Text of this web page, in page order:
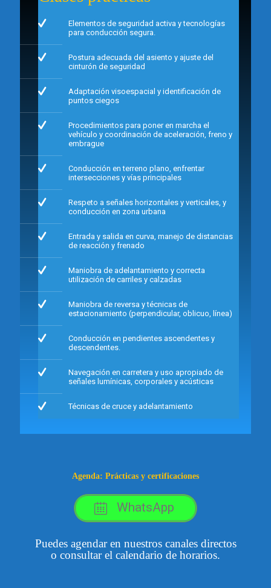
Elementos de seguridad activa y tecnologías
para conducción segura.
Postura adecuada del asiento y ajuste del
cinturón de seguridad
Adaptación visoespacial y identificación de
puntos ciegos
Procedimientos para poner en marcha el
vehículo y coordinación de aceleración, freno y
embrague
Conducción en terreno plano, enfrentar
intersecciones y vías principales
Respeto a señales horizontales y verticales, y
conducción en zona urbana
Entrada y salida en curva, manejo de distancias
de reacción y frenado
Maniobra de adelantamiento y correcta
utilización de carriles y calzadas
Maniobra de reversa y técnicas de
estacionamiento (perpendicular, oblicuo, línea)
Conducción en pendientes ascendentes y
descendentes.
Navegación en carretera y uso apropiado de
señales lumínicas, corporales y acústicas
Técnicas de cruce y adelantamiento
Agenda: Prácticas y certificaciones
WhatsApp
Puedes agendar en nuestros canales directos
o consultar el calendario de horarios.